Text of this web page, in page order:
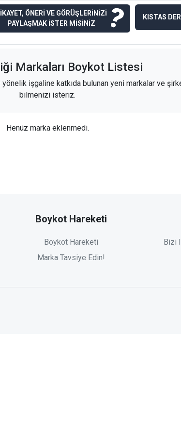
ÖNERİ VE GÖRÜŞLERİNİZİ
PAYLAŞMAK İSTER MİSİNİZ
? KISTAS
Markaları Boykot Listesi
işgaline katkıda bulunan yeni markalar ve
bilmenizi isteriz.
Henüz marka eklenmedi.
Boykot Hareketi
Boykot Hareketi
Marka Tavsiye Edin!
Bizi